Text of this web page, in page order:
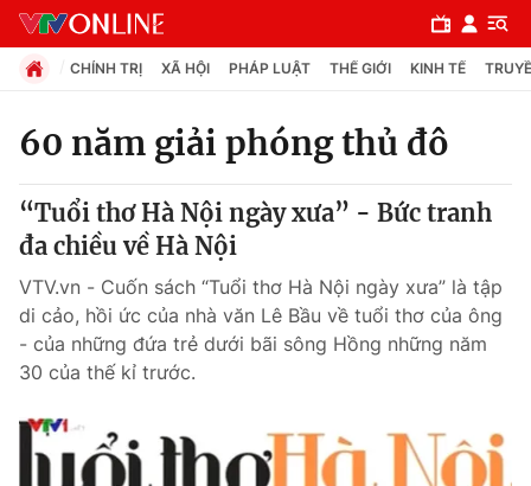
Chuyên mục
Chính trị
Xã hội
Pháp luật
Y tế
CHÍNH TRỊ XÃ HỘI PHÁP LUẬT THẾ GIỚI KINH TẾ
60 năm giải phóng thủ đô
“Tuổi thơ Hà Nội ngày xưa” - Bức tranh
đa chiều về Hà Nội
VTV.vn - Cuốn sách “Tuổi thơ Hà Nội ngày xưa” là tập
di cảo, hồi ức của nhà văn Lê Bầu về tuổi thơ của ông
- của những đứa trẻ dưới bãi sông Hồng những năm
30 của thế kỉ trước.